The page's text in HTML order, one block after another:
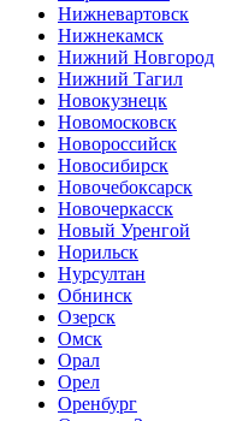
Нижневартовск
Нижнекамск
Нижний Новгород
Нижний Тагил
Новокузнецк
Новомосковск
Новороссийск
Новосибирск
Новочебоксарск
Новочеркасск
Новый Уренгой
Норильск
Нурсултан
Обнинск
Озерск
Омск
Орал
Орел
Оренбург